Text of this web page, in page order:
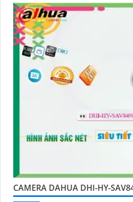
CAMERA DAHUA DHI-HY-